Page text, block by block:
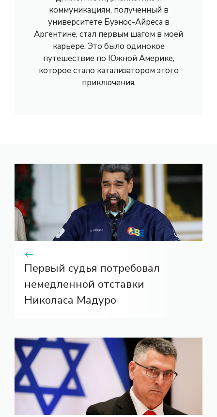
коммуникациям, полученный в
университете Буэнос-Айреса в
Аргентине, стал первым шагом в моей
карьере. Это было одинокое
путешествие по Южной Америке,
которое стало катализатором этого
приключения.
Первый судья потребовал
немедленной отставки
Николаса Мадуро